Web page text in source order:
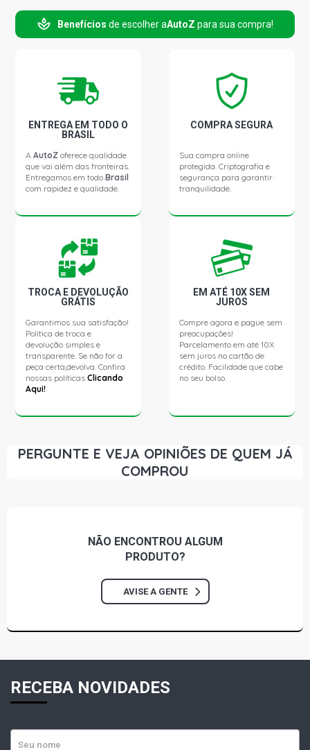
Benefícios de escolher aAutoZ para sua compra!
ENTREGA EM TODO O
BRASIL
AAutoZ oferece qualidade
que vai além das fronteiras.
Entregamos em todoBrasil
com rapidez e qualidade.
COMPRA SEGURA
Sua compra online
protegida. Criptografia e
segurança para garantir
tranquilidade.
TROCA E DEVOLUÇÃO
GRÁTIS
Garantimos sua satisfação!
Política de troca e
devolução simples e
transparente. Se não for a
peça certa,devolva. Confira
nossas políticasClicando
Aqui!
EM ATÉ 10X SEM
JUROS
Compre agora e pague sem
preocupações!
Parcelamento em até 10X
sem juros no cartão de
crédito. Facilidade que cabe
no seu bolso.
PERGUNTE E VEJA OPINIÕES DE QUEM JÁ
COMPROU
NÃO ENCONTROU ALGUM
PRODUTO?
AVISE A GENTE
RECEBA NOVIDADES